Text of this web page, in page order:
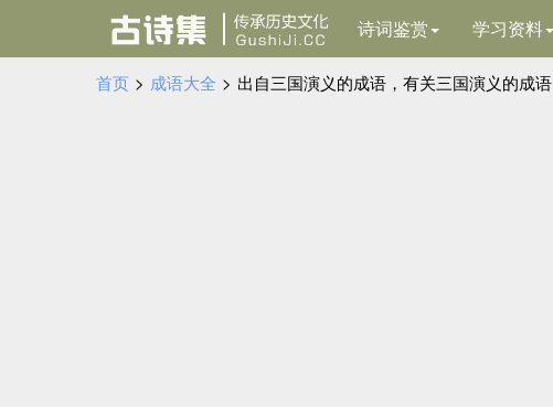
诗词鉴赏 学习资料
首页 > 成语大全 > 出自三国演义的成语，有关三国演义的成语